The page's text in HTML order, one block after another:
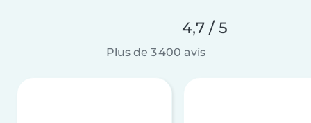
4,7 / 5
Plus de 3 400 avis